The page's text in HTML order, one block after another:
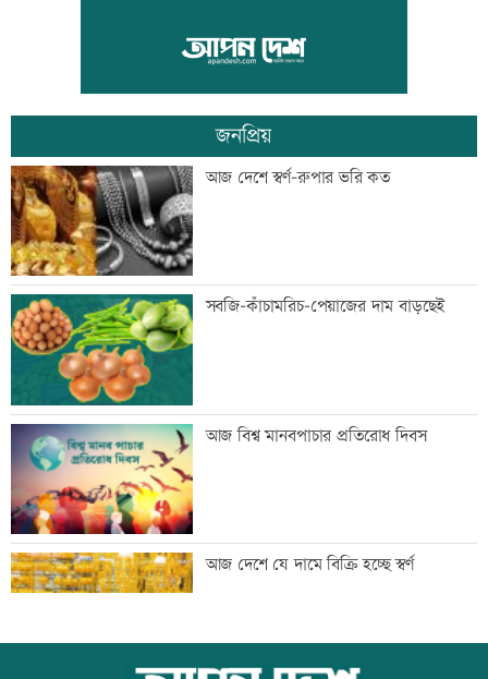
ফেনীর বন্ধ গ্যাসক্ষেত্র চালুর উদ্যোগ নেই,
হতাশ এলাকাবাসী
দেশের বিরুদ্ধে একটি দল চক্রান্ত করছে :
রিজভী
পুকুরে বিষ দিয়ে ১০ লাখ টাকার মাছ নিধন
স্বর্ণের দামে বড় লাফ, আজ থেকেই কার্যকর
৬ জেলায় বজ্রসহ বৃষ্টির আভাস, নদীবন্দরে
সতর্কতা
জনপ্রিয়
আজ দেশে স্বর্ণ-রুপার ভরি কত
সবজি-কাঁচামরিচ-পেয়াজের দাম বাড়ছেই
আজ বিশ্ব মানবপাচার প্রতিরোধ দিবস
আজ দেশে যে দামে বিক্রি হচ্ছে স্বর্ণ